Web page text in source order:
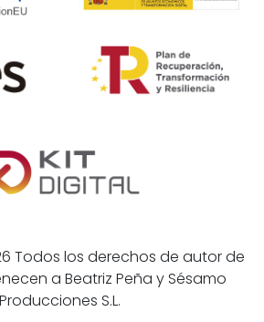
Todos los derechos de autor de
a Beatriz Peña y Sésamo
Producciones S.L.